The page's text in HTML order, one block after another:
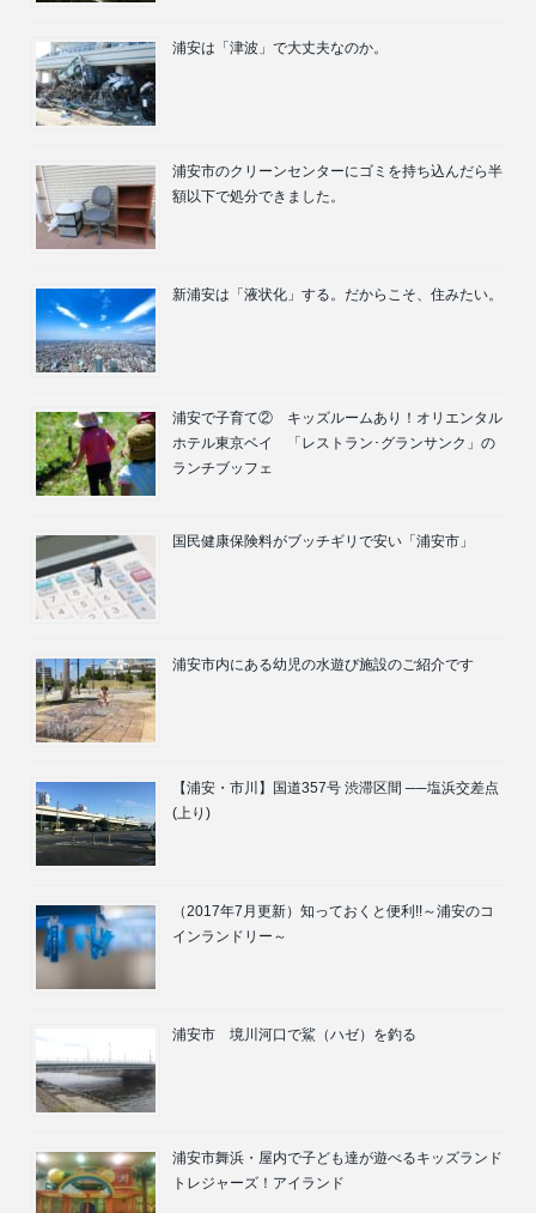
浦安は「津波」で大丈夫なのか。
浦安市のクリーンセンターにゴミを持ち込んだら半
額以下で処分できました。
新浦安は「液状化」する。だからこそ、住みたい。
浦安で子育て② キッズルームあり！オリエンタル
ホテル東京ベイ 「レストラン･グランサンク」の
ランチブッフェ
国民健康保険料がブッチギリで安い「浦安市」
浦安市内にある幼児の水遊び施設のご紹介です
【浦安・市川】国道357号 渋滞区間 ──塩浜交差点
(上り)
（2017年7月更新）知っておくと便利!!～浦安のコ
インランドリー～
浦安市 境川河口で鯊（ハゼ）を釣る
浦安市舞浜・屋内で子ども達が遊べるキッズランド
トレジャーズ！アイランド